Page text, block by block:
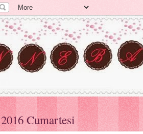
Cumartesi